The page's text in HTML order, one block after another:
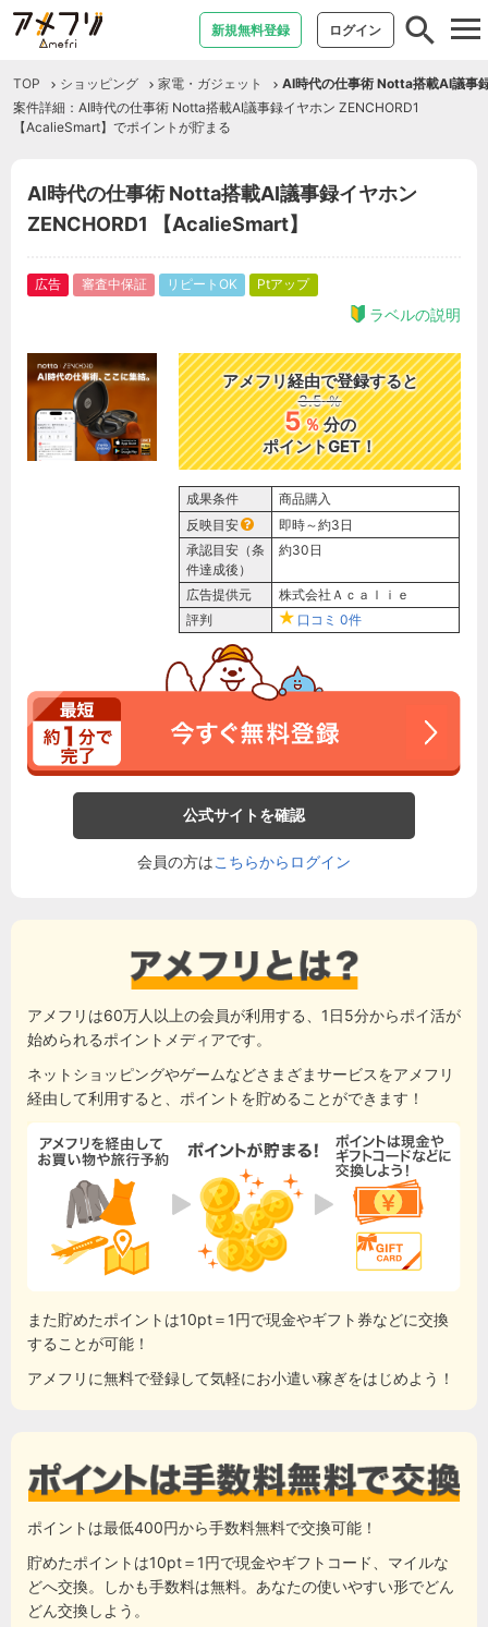
新規無料登録 ログイン
TOP ショッピング 家電・ガジェット
AI時代の仕事術 Notta搭載AI議事
案件詳細：AI時代の仕事術 Notta搭載AI議事録イヤホン ZENCHORD1
【AcalieSmart】でポイントが貯まる
AI時代の仕事術 Notta搭載AI議事録イヤホン
ZENCHORD1 【AcalieSmart】
広告 審査中保証 リピートOK Ptアップ
ラベルの説明
アメフリ経由で登録すると
3.5 ％
5％分の
ポイントGET！
成果条件
商品購入
反映目安
即時～約3日
承認目安（条
件達成後）
約30日
広告提供元
株式会社Ａｃａｌｉｅ
評判
口コミ 0件
公式サイトを確認
会員の方はこちらからログイン
アメフリは60万人以上の会員が利用する、1日5分からポイ活が
始められるポイントメディアです。
ネットショッピングやゲームなどさまざまサービスをアメフリ
経由して利用すると、ポイントを貯めることができます！
また貯めたポイントは10pt＝1円で現金やギフト券などに交換
することが可能！
アメフリに無料で登録して気軽にお小遣い稼ぎをはじめよう！
ポイントは最低400円から手数料無料で交換可能！
貯めたポイントは10pt＝1円で現金やギフトコード、マイルな
どへ交換。しかも手数料は無料。あなたの使いやすい形でどん
どん交換しよう。